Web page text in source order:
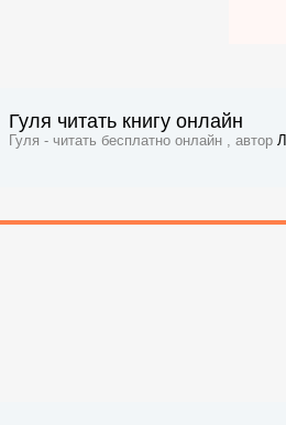
Гуля читать книгу онлайн
Гуля - читать бесплатно онлайн , автор